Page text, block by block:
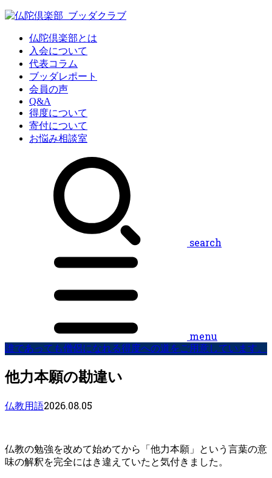
仏陀倶楽部とは
入会について
代表コラム
ブッダレポート
会員の声
Q&A
得度について
寄付について
お悩み相談室
search
menu
誰であっても僧侶になれる得度への道をご用意しています。
他力本願の勘違い
仏教用語2026.08.05
仏教の勉強を改めて始めてから「他力本願」という言葉の意
味の解釈を完全にはき違えていたと気付きました。